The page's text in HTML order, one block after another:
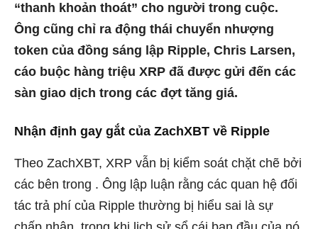
“thanh khoản thoát” cho người trong cuộc.
Ông cũng chỉ ra động thái chuyển nhượng
token của đồng sáng lập Ripple, Chris Larsen,
cáo buộc hàng triệu XRP đã được gửi đến các
sàn giao dịch trong các đợt tăng giá.
Nhận định gay gắt của ZachXBT về Ripple
Theo ZachXBT, XRP vẫn bị kiểm soát chặt chẽ bởi
các bên trong . Ông lập luận rằng các quan hệ đối
tác trả phí của Ripple thường bị hiểu sai là sự